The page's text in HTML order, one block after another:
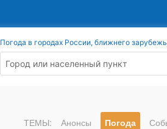
Погода в городах России, ближнего
ТЕМЫ: Анонсы Погода